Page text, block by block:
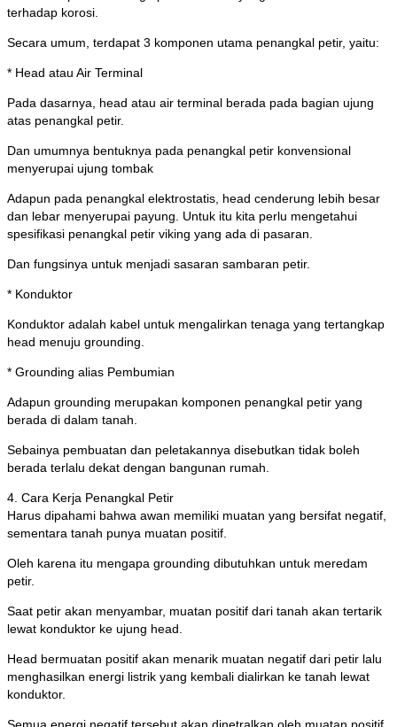
terhadap korosi.
Secara umum, terdapat 3 komponen utama penangkal petir, yaitu:
* Head atau Air Terminal
Pada dasarnya, head atau air terminal berada pada bagian ujung
atas penangkal petir.
Dan umumnya bentuknya pada penangkal petir konvensional
menyerupai ujung tombak
Adapun pada penangkal elektrostatis, head cenderung lebih besar
dan lebar menyerupai payung. Untuk itu kita perlu mengetahui
spesifikasi penangkal petir viking yang ada di pasaran.
Dan fungsinya untuk menjadi sasaran sambaran petir.
* Konduktor
Konduktor adalah kabel untuk mengalirkan tenaga yang tertangkap
head menuju grounding.
* Grounding alias Pembumian
Adapun grounding merupakan komponen penangkal petir yang
berada di dalam tanah.
Sebainya pembuatan dan peletakannya disebutkan tidak boleh
berada terlalu dekat dengan bangunan rumah.
4. Cara Kerja Penangkal Petir
Harus dipahami bahwa awan memiliki muatan yang bersifat negatif,
sementara tanah punya muatan positif.
Oleh karena itu mengapa grounding dibutuhkan untuk meredam
petir.
Saat petir akan menyambar, muatan positif dari tanah akan tertarik
lewat konduktor ke ujung head.
Head bermuatan positif akan menarik muatan negatif dari petir lalu
menghasilkan energi listrik yang kembali dialirkan ke tanah lewat
konduktor.
Semua energi negatif tersebut akan dinetralkan oleh muatan positif